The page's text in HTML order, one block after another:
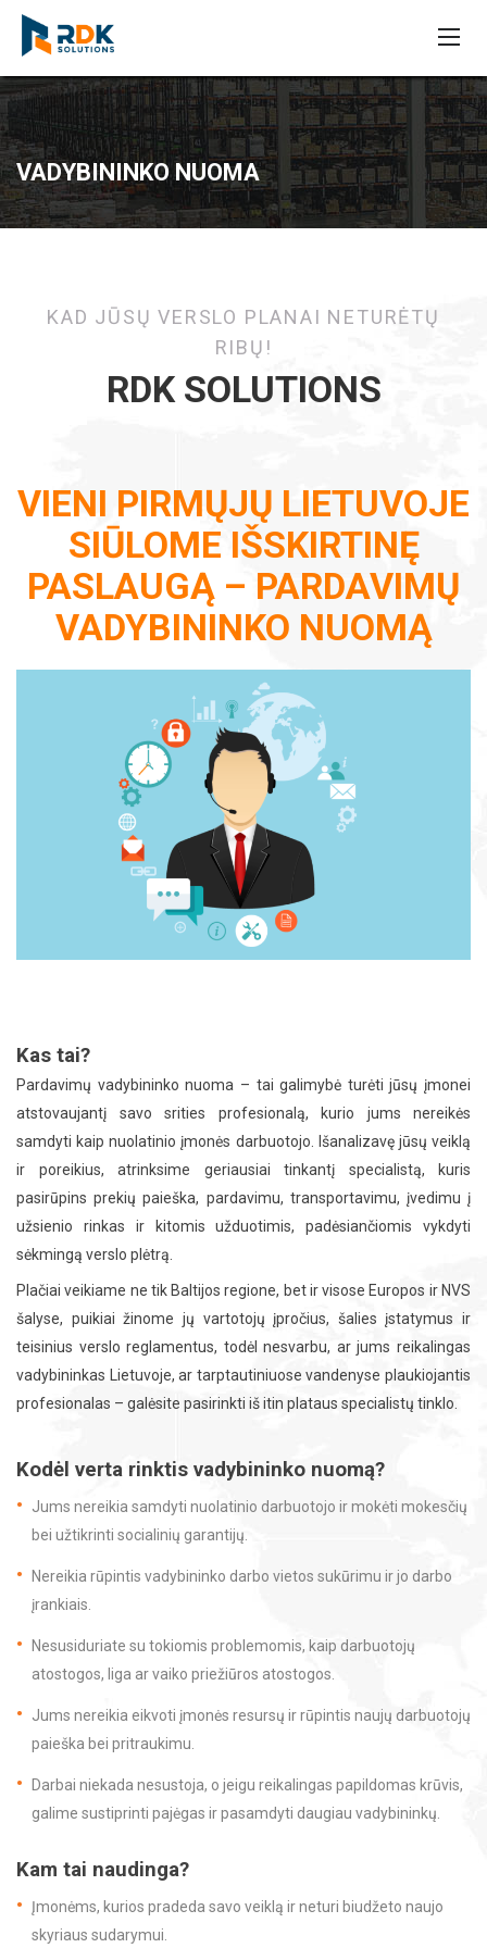
VADYBININKO NUOMA
KAD JŪSŲ VERSLO PLANAI NETURĖTŲ
RIBŲ!
RDK SOLUTIONS
VIENI PIRMŲJŲ LIETUVOJE
SIŪLOME IŠSKIRTINĘ
PASLAUGĄ – PARDAVIMŲ
VADYBININKO NUOMĄ
Kas tai?
Pardavimų vadybininko nuoma – tai galimybė turėti jūsų įmonei
atstovaujantį savo srities profesionalą, kurio jums nereikės
samdyti kaip nuolatinio įmonės darbuotojo. Išanalizavę jūsų veiklą
ir poreikius, atrinksime geriausiai tinkantį specialistą, kuris
pasirūpins prekių paieška, pardavimu, transportavimu, įvedimu į
užsienio rinkas ir kitomis užduotimis, padėsiančiomis vykdyti
sėkmingą verslo plėtrą.
Plačiai veikiame ne tik Baltijos regione, bet ir visose Europos ir NVS
šalyse, puikiai žinome jų vartotojų įpročius, šalies įstatymus ir
teisinius verslo reglamentus, todėl nesvarbu, ar jums reikalingas
vadybininkas Lietuvoje, ar tarptautiniuose vandenyse plaukiojantis
profesionalas – galėsite pasirinkti iš itin plataus specialistų tinklo.
Kodėl verta rinktis vadybininko nuomą?
Jums nereikia samdyti nuolatinio darbuotojo ir mokėti mokesčių
bei užtikrinti socialinių garantijų.
Nereikia rūpintis vadybininko darbo vietos sukūrimu ir jo darbo
įrankiais.
Nesusiduriate su tokiomis problemomis, kaip darbuotojų
atostogos, liga ar vaiko priežiūros atostogos.
Jums nereikia eikvoti įmonės resursų ir rūpintis naujų darbuotojų
paieška bei pritraukimu.
Darbai niekada nesustoja, o jeigu reikalingas papildomas krūvis,
galime sustiprinti pajėgas ir pasamdyti daugiau vadybininkų.
Kam tai naudinga?
Įmonėms, kurios pradeda savo veiklą ir neturi biudžeto naujo
skyriaus sudarymui.